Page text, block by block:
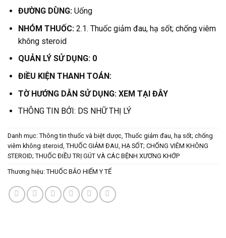
ĐƯỜNG DÙNG: Uống
NHÓM THUỐC: 2.1. Thuốc giảm đau, hạ sốt; chống viêm
không steroid
QUẢN LÝ SỬ DỤNG: 0
ĐIỀU KIỆN THANH TOÁN:
TỜ HƯỚNG DẪN SỬ DỤNG: XEM TẠI ĐÂY
THÔNG TIN BỞI: DS NHỮ THỊ LÝ
Danh mục: Thông tin thuốc và biệt dược, Thuốc giảm đau, hạ sốt; chống
viêm không steroid, THUỐC GIẢM ĐAU, HẠ SỐT; CHỐNG VIÊM KHÔNG
STEROID; THUỐC ĐIỀU TRỊ GÚT VÀ CÁC BỆNH XƯƠNG KHỚP
Thương hiệu: THUỐC BẢO HIỂM Y TẾ